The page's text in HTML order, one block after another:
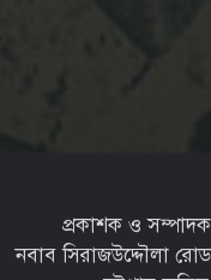
প্রকাশক ও
নবাব সিরাজউদ্দৌলা রোড,